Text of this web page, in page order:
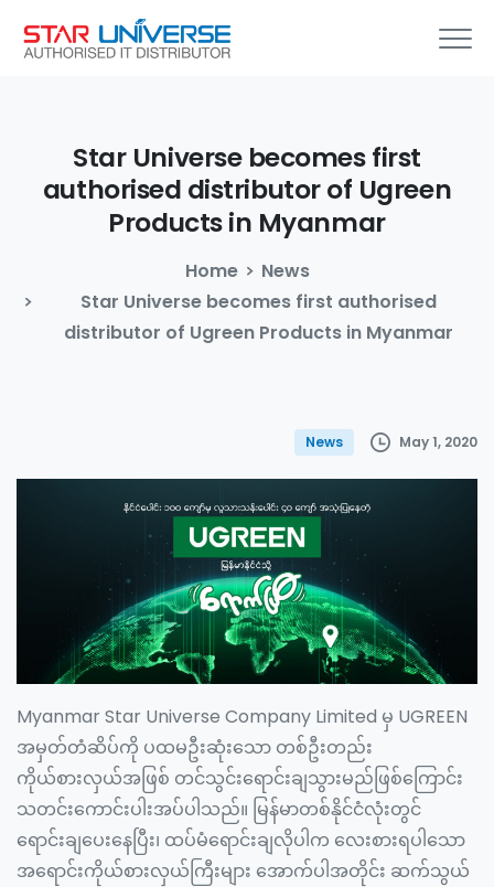
Star Universe becomesfirst
authorised distributorof Ugreen
Productsin Myanmar
Home
News
Star Universe becomes first authorised
distributor of Ugreen Products in Myanmar
News May 1, 2020
Myanmar Star Universe Company Limited မှ UGREEN
အမှတ်တံဆိပ်ကို ပထမဦးဆုံးသော တစ်ဦးတည်း
ကိုယ်စားလှယ်အဖြစ် တင်သွင်းရောင်းချသွားမည်ဖြစ်ကြောင်း
သတင်းကောင်းပါးအပ်ပါသည်။ မြန်မာတစ်နိုင်ငံလုံးတွင်
ရောင်းချပေးနေပြီး၊ ထပ်မံရောင်းချလိုပါက လေးစားရပါသော
အရောင်းကိုယ်စားလှယ်ကြီးများ အောက်ပါအတိုင်း ဆက်သွယ်